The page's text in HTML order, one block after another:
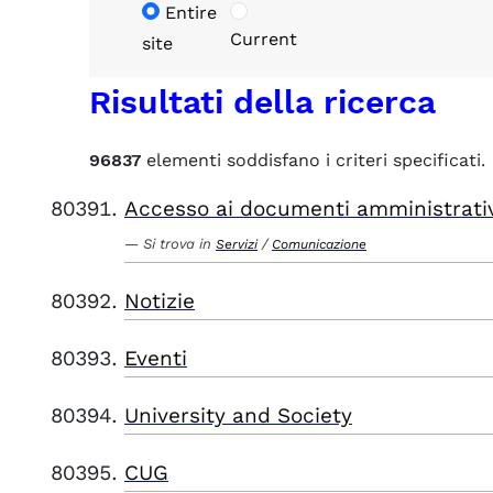
Entire
site
Current
Risultati della ricerca
96837 elementi soddisfano i criteri specificati.
Accesso ai documenti
Si trova in Servizi / Comunicazione
Notizie
Eventi
University and Society
CUG